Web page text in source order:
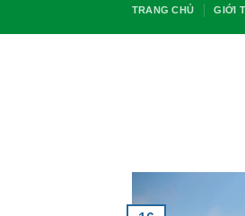
TRANG CHỦ GIỚI